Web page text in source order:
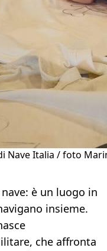
Nave Italia / foto
è un luogo in
insieme.
che affronta